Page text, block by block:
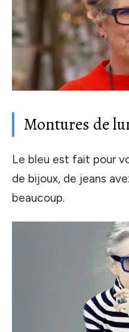
Montures de
Le bleu est fait pour
de bijoux, de jeans
beaucoup.